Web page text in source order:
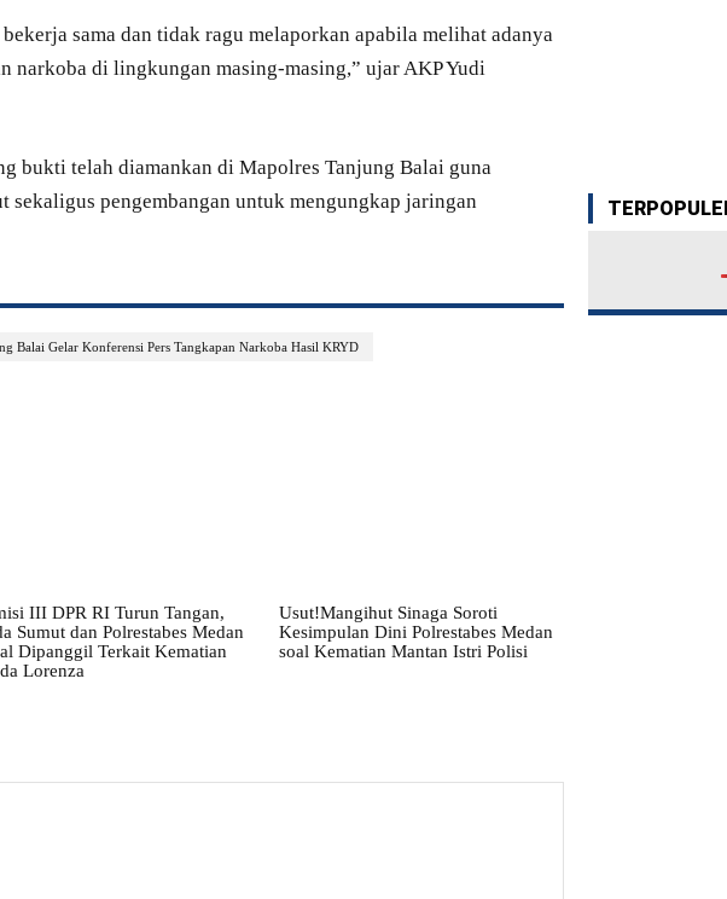
sama dan tidak ragu melaporkan apabila melihat adanya
narkoba di lingkungan masing-masing,” ujar AKP Yudi
bukti telah diamankan di Mapolres Tanjung Balai guna
pengembangan untuk mengungkap jaringan
Balai Gelar Konferensi Pers Tangkapan Narkoba Hasil KRYD
III DPR RI Turun Tangan,
Sumut dan Polrestabes Medan
Dipanggil Terkait Kematian
Lorenza
Usut!Mangihut Sinaga Soroti
Kesimpulan Dini Polrestabes Medan
soal Kematian Mantan Istri Polisi